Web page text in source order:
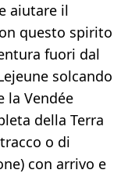
aiutare il
questo spirito
fuori dal
solcando
la Vendée
della Terra
o di
con arrivo e